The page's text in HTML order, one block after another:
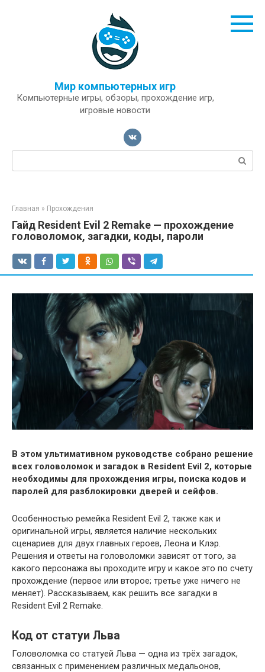
Мир компьютерных игр
Компьютерные игры, обзоры, прохождение игр,
игровые новости
Поиск:
Главная » Прохождения
Гайд Resident Evil 2 Remake — прохождение
головоломок, загадки, коды, пароли
В этом ультимативном руководстве собрано решение
всех головоломок и загадок в Resident Evil 2, которые
необходимы для прохождения игры, поиска кодов и
паролей для разблокировки дверей и сейфов.
Особенностью ремейка Resident Evil 2, также как и
оригинальной игры, является наличие нескольких
сценариев для двух главных героев, Леона и Клэр.
Решения и ответы на головоломки зависят от того, за
какого персонажа вы проходите игру и какое это по счету
прохождение (первое или второе; третье уже ничего не
меняет). Рассказываем, как решить все загадки в
Resident Evil 2 Remake.
Код от статуи Льва
Головоломка со статуей Льва — одна из трёх загадок,
связанных с применением различных медальонов,